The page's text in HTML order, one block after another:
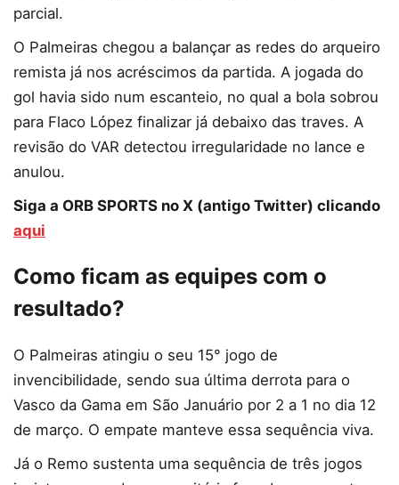
parcial.
O Palmeiras chegou a balançar as redes do arqueiro
remista já nos acréscimos da partida. A jogada do
gol havia sido num escanteio, no qual a bola sobrou
para Flaco López finalizar já debaixo das traves. A
revisão do VAR detectou irregularidade no lance e
anulou.
Siga a ORB SPORTS no X (antigo Twitter) clicando
aqui
Como ficam as equipes com o
resultado?
O Palmeiras atingiu o seu 15° jogo de
invencibilidade, sendo sua última derrota para o
Vasco da Gama em São Januário por 2 a 1 no dia 12
de março. O empate manteve essa sequência viva.
Já o Remo sustenta uma sequência de três jogos